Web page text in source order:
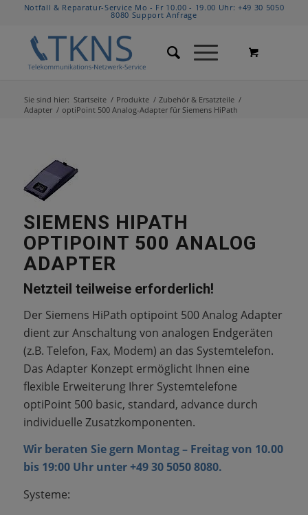
Notfall & Reparatur-Service Mo - Fr 10.00 - 19.00 Uhr:+49 30 5050
8080 Support Anfrage
Sie sind hier: Startseite / Produkte / Zubehör & Ersatzteile /
Adapter / optiPoint 500 Analog-Adapter für Siemens HiPath
SIEMENS HIPATH
OPTIPOINT 500 ANALOG
ADAPTER
Netzteil teilweise erforderlich!
Der Siemens HiPath optipoint 500 Analog Adapter
dient zur Anschaltung von analogen Endgeräten
(z.B. Telefon, Fax, Modem) an das Systemtelefon.
Das Adapter Konzept ermöglicht Ihnen eine
flexible Erweiterung Ihrer Systemtelefone
optiPoint 500 basic, standard, advance durch
individuelle Zusatzkomponenten.
Wir beraten Sie gern Montag – Freitag von 10.00
bis 19:00 Uhr unter +49 30 5050 8080.
Systeme: